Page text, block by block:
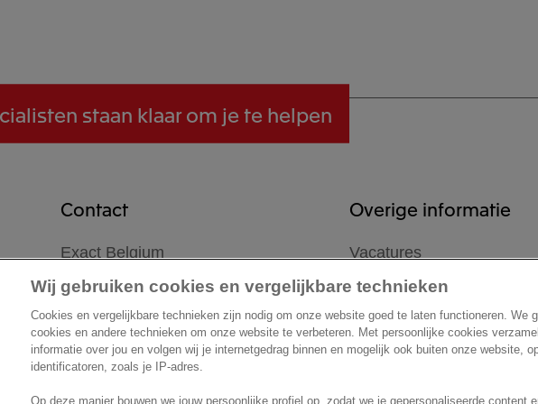
staan klaar om je te helpen
Contact
Exact Belgium
Koningin Astridlaan 166
1780 Wemmel
België
Locatie
Overige informatie
Vacatures
Support
Wij gebruiken cookies en vergelijkbare technieken
Cookies en vergelijkbare technieken zijn nodig om onze website goed te laten functioneren. We
cookies en andere technieken om onze website te verbeteren. Met persoonlijke cookies
informatie over jou en volgen wij je internetgedrag binnen en mogelijk ook buiten onze website,
identificatoren, zoals je IP-adres.
Op deze manier bouwen we jouw persoonlijke profiel op, zodat we je gepersonaliseerde content